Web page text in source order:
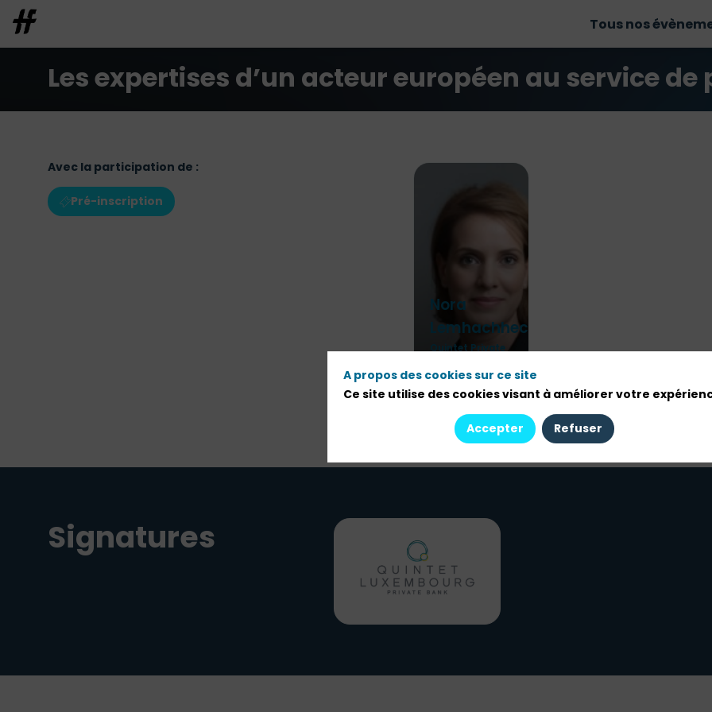
Tous nos
Les expertises d’un acteur européen au service
Avec la participation de :
Pré-inscription
Nora
Lemhachheche
Quintet Private
Market Head for
Belgium,...
Signatures
A propos des cookies sur ce site
Ce site utilise des cookies visant à améliorer votre
Accepter Refuser